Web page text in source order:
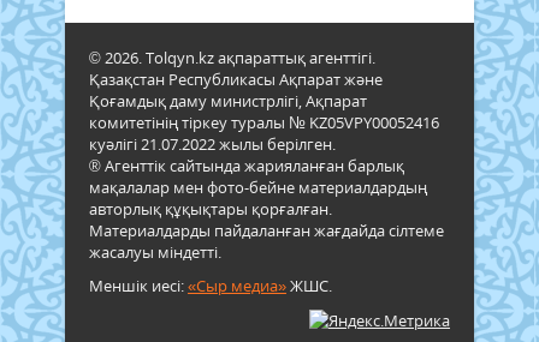
© 2026. Tolqyn.kz ақпараттық агенттігі.
Қазақстан Республикасы Ақпарат және
Қоғамдық даму министрлігі, Ақпарат
комитетінің тіркеу туралы № KZ05VPY00052416
куәлігі 21.07.2022 жылы берілген.
® Агенттік сайтында жарияланған барлық
мақалалар мен фото-бейне материалдардың
авторлық құқықтары қорғалған.
Материалдарды пайдаланған жағдайда сілтеме
жасалуы міндетті.
Меншік иесі:«Сыр медиа»ЖШС.